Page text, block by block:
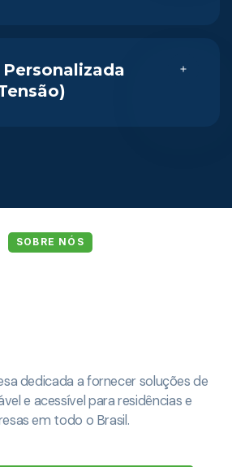
SOBRE NÓS
dedicada a fornecer soluções de
e acessível para residências e
em todo o Brasil.